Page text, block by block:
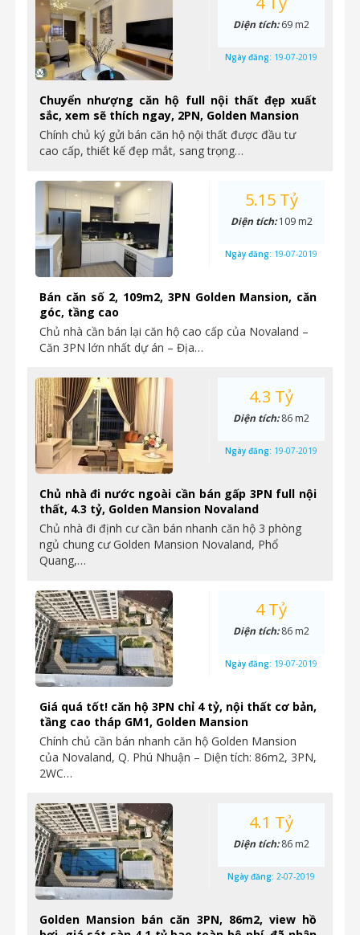
Chuyển nhượng căn hộ full nội thất đẹp xuất
sắc, xem sẽ thích ngay, 2PN, Golden Mansion
Chính chủ ký gửi bán căn hộ nội thất được đầu tư
cao cấp, thiết kế đẹp mắt, sang trọng…
Diện tích:69 m2
Ngày đăng: 19-07-2019
Bán căn số 2, 109m2, 3PN Golden Mansion, căn
góc, tầng cao
Chủ nhà cần bán lại căn hộ cao cấp của Novaland –
Căn 3PN lớn nhất dự án – Địa…
5.15 Tỷ
Diện tích:109 m2
Ngày đăng: 19-07-2019
Chủ nhà đi nước ngoài cần bán gấp 3PN full nội
thất, 4.3 tỷ, Golden Mansion Novaland
Chủ nhà đi định cư cần bán nhanh căn hộ 3 phòng
ngủ chung cư Golden Mansion Novaland, Phổ
Quang,…
4.3 Tỷ
Diện tích:86 m2
Ngày đăng: 19-07-2019
Giá quá tốt! căn hộ 3PN chỉ 4 tỷ, nội thất cơ bản,
tầng cao tháp GM1, Golden Mansion
Chính chủ cần bán nhanh căn hộ Golden Mansion
của Novaland, Q. Phú Nhuận – Diện tích: 86m2, 3PN,
2WC…
4 Tỷ
Diện tích:86 m2
Ngày đăng: 19-07-2019
Golden Mansion bán căn 3PN, 86m2, view hồ
4.1 Tỷ
Diện tích:86 m2
Ngày đăng: 2-07-2019